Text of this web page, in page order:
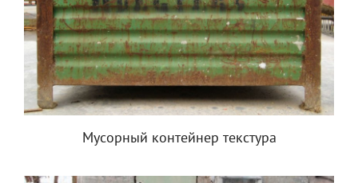
Мусорный контейнер текстура